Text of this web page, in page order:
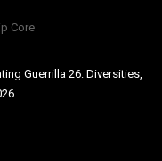
Core
Guerrilla 26: Diversities,